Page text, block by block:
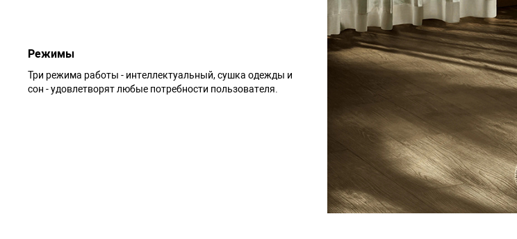
Режимы
Три режима работы - интеллектуальный, сушка одежды и
сон - удовлетворят любые потребности пользователя.